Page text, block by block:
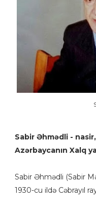
Sabir Əhmədli -
Azərbaycanın Xalq
Sabir Əhmədli (Sabir
1930-cu ildə Cəbrayıl